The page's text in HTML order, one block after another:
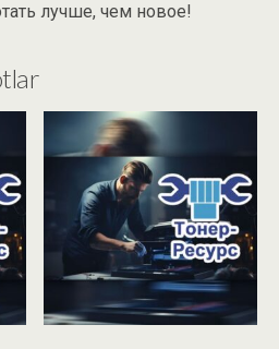
лучше, чем новое!